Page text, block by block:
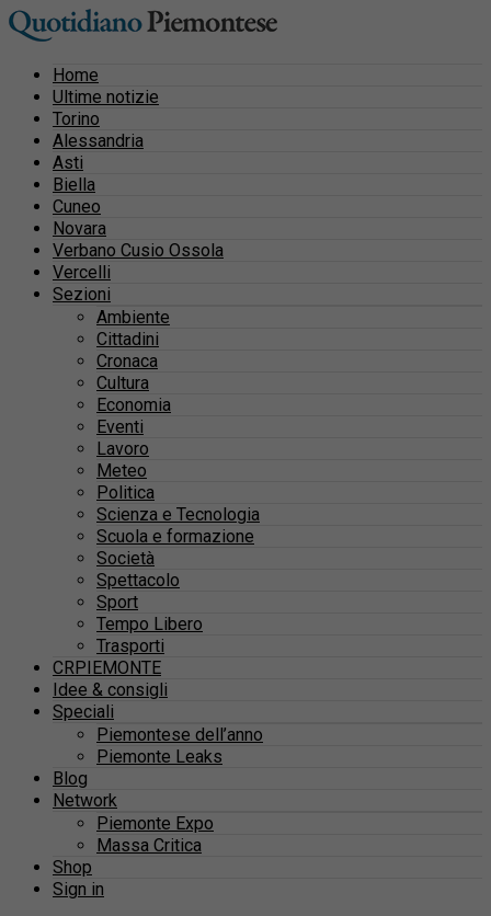
Home
Ultime notizie
Torino
Alessandria
Asti
Biella
Cuneo
Novara
Verbano Cusio Ossola
Vercelli
Sezioni
Ambiente
Cittadini
Cronaca
Cultura
Economia
Eventi
Lavoro
Meteo
Politica
Scienza e Tecnologia
Scuola e formazione
Società
Spettacolo
Sport
Tempo Libero
Trasporti
CRPIEMONTE
Idee & consigli
Speciali
Piemontese dell’anno
Piemonte Leaks
Blog
Network
Piemonte Expo
Massa Critica
Shop
Sign in